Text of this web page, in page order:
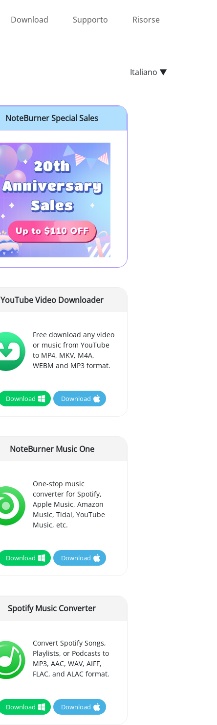
Download Supporto Risorse
Italiano ▼
NoteBurner Special Sales
YouTube Video Downloader
Free download any video
or music from YouTube
to MP4, MKV, M4A,
WEBM and MP3 format.
Download Download
NoteBurner Music One
One-stop music
converter for Spotify,
Apple Music, Amazon
Music, Tidal, YouTube
Music, etc.
Download Download
Spotify Music Converter
Convert Spotify Songs,
Playlists, or Podcasts to
MP3, AAC, WAV, AIFF,
FLAC, and ALAC format.
Download Download